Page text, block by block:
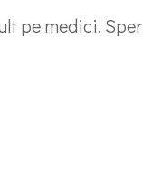
pe medici. Sper